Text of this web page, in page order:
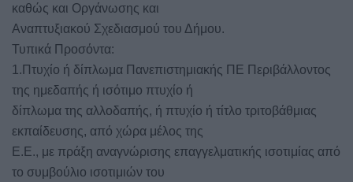
καθώς και Οργάνωσης και
Αναπτυξιακού Σχεδιασμού του Δήμου.
Τυπικά Προσόντα:
1.Πτυχίο ή δίπλωμα Πανεπιστημιακής ΠΕ Περιβάλλοντος
της ημεδαπής ή ισότιμο πτυχίο ή
δίπλωμα της αλλοδαπής, ή πτυχίο ή τίτλο τριτοβάθμιας
εκπαίδευσης, από χώρα μέλος της
Ε.Ε., με πράξη αναγνώρισης επαγγελματικής ισοτιμίας από
το συμβούλιο ισοτιμιών του